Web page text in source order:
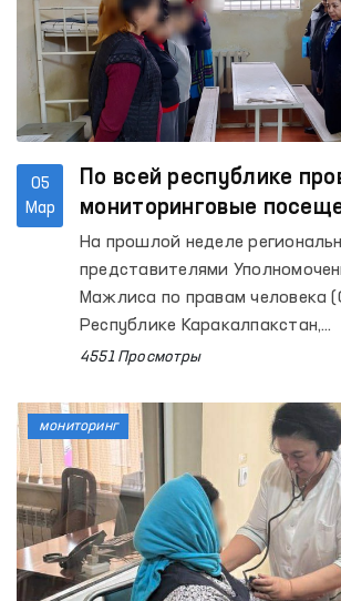
исполнения наказаний при
05
Мар
По всей республике
мониторинговые
закрытых учреждений
На прошлой неделе
представителями
Мажлиса по правам человека
Республике Каракалпакстан,
Сурхандарьинской,
Сырдарьинской и
также города Ташкента
мониторинговые посещения
учреждений по содержанию
ограниченной свободой
приняли участие также члены
группы.
4551 Просмотры
мониторинг